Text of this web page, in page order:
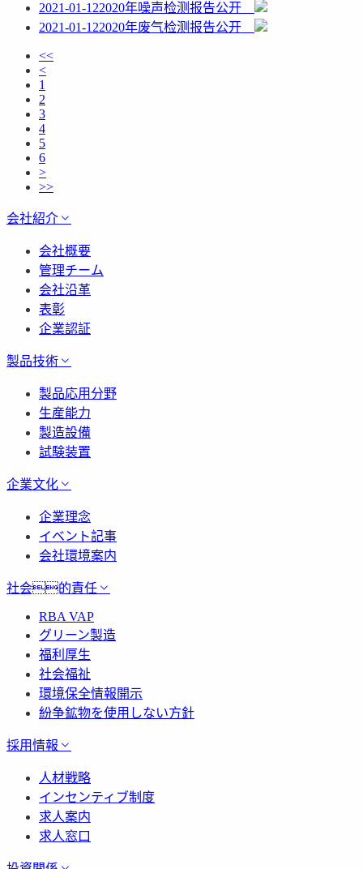
2021-01-122020年噪声检测报告公开
2021-01-122020年废气检测报告公开
<<
<
1
2
3
4
5
6
>
>>
会社紹介
会社概要
管理チーム
会社沿革
表彰
企業認証
製品技術
製品応用分野
生産能力
製造設備
試験装置
企業文化
企業理念
イベント記事
会社環境案内
社会的責任
RBA VAP
グリーン製造
福利厚生
社会福祉
環境保全情報開示
紛争鉱物を使用しない方針
採用情報
人材戦略
インセンティブ制度
求人案内
求人窓口